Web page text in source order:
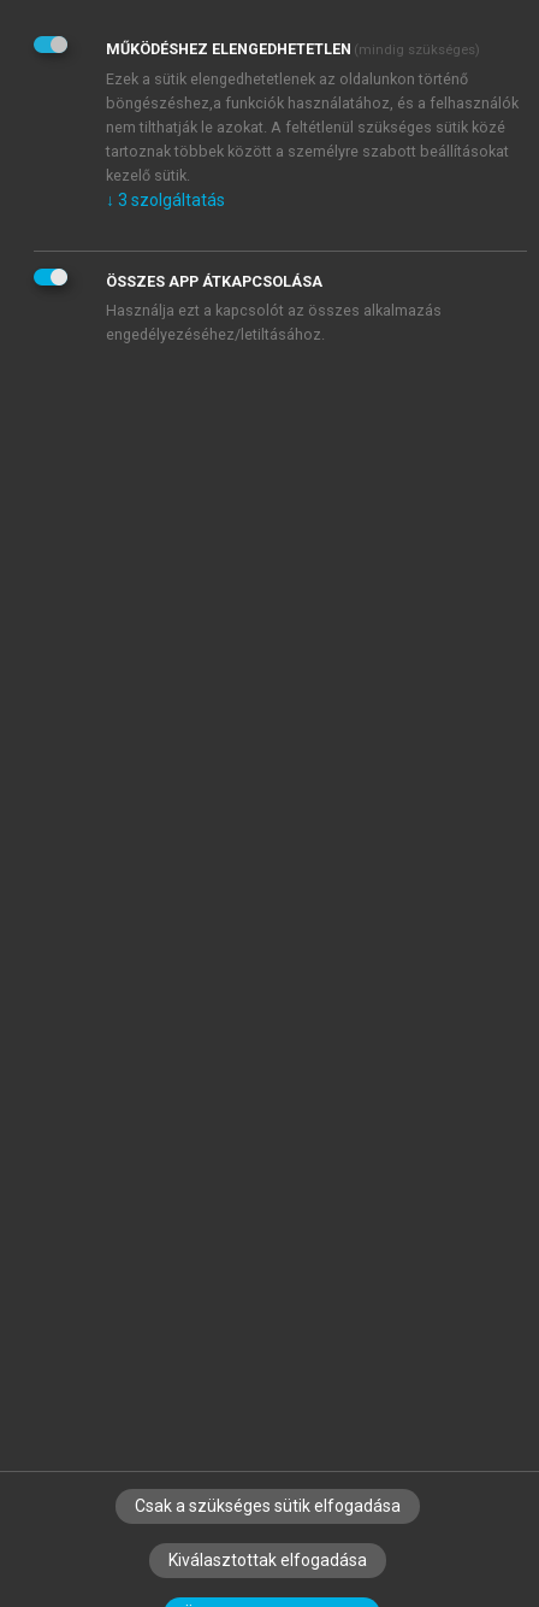
Adatkezelési tájékoztatóbanfoglaltakat tudomásul
veszem és elfogadom.
Általános vásárlási feltételeket, valamint a szotar.netés a
mersz.huoldalak licencszerződéseiben foglaltakat
tudomásul veszem és elfogadom.
KIPRÓBÁLOM
SZERZŐKNEK CÉGEKNEK KÖNYVTÁROSOKNAK
SZERKESZTÉSI ÉS LEKTORÁLÁSI ALAPELVEK
MŰKÖDÉSHEZ ELENGEDHETETLEN (mindig szükséges)
Ezek a sütik elengedhetetlenek az oldalunkon történő
böngészéshez,a funkciók használatához, és a felhasználók
nem tilthatják le azokat. A feltétlenül szükséges sütik közé
tartoznak többek között a személyre szabott beállításokat
kezelő sütik.
↓ 3 szolgáltatás
ÖSSZES APP ÁTKAPCSOLÁSA
Használja ezt a kapcsolót az összes alkalmazás
engedélyezéséhez/letiltásához.
Csak a szükséges sütik elfogadása
Kiválasztottak elfogadása